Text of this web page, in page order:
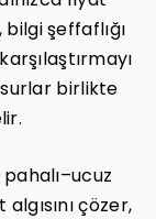
şeffaflığı
birlikte
çözer,